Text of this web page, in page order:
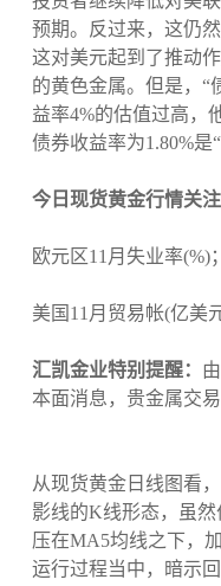
预期。反过来，这仍
这对美元起到了推动
的黄色金属。但是，“
益率4%的估值过高，
债券收益率为1.80%是
今日现货黄金行情关注
欧元区11月失业率(%)；
美国11月贸易帐(亿美
汇凯金业特别提醒：
本面消息，贵金属交
从现货黄金日线图看
影线的K线形态，虽
压在MA5均线之下，
运行过程当中，暗示